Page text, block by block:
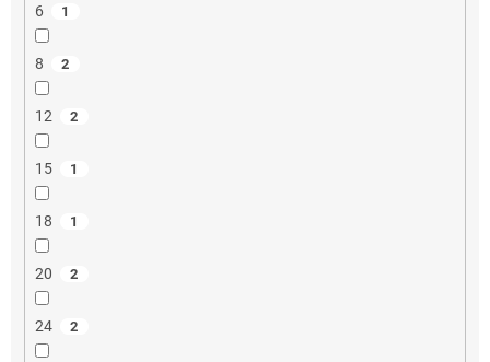
6 1
8 2
12 2
15 1
18 1
20 2
24 2